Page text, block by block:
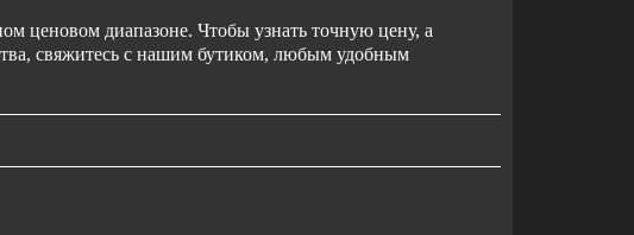
ценовом диапазоне. Чтобы узнать точную цену, а
свяжитесь с нашим бутиком, любым удобным